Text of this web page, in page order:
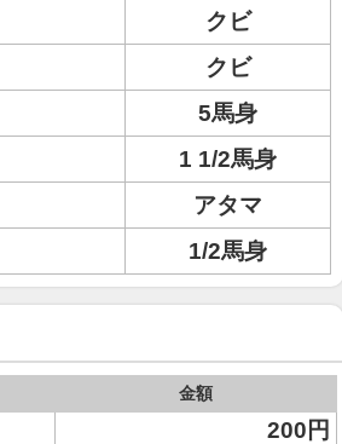
クビ
クビ
5馬身
1 1/2馬身
アタマ
1/2馬身
金額
200円